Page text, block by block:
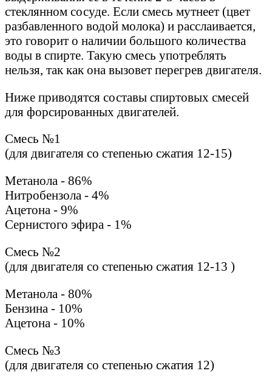
стеклянном сосуде. Если смесь мутнеет (цвет
разбавленного водой молока) и расслаивается,
это говорит о наличии большого количества
воды в спирте. Такую смесь употреблять
нельзя, так как она вызовет перегрев двигателя.
Ниже приводятся составы спиртовых смесей
для форсированных двигателей.
Смесь №1
(для двигателя со степенью сжатия 12-15)
Метанола - 86%
Нитробензола - 4%
Ацетона - 9%
Сернистого эфира - 1%
Смесь №2
(для двигателя со степенью сжатия 12-13 )
Метанола - 80%
Бензина - 10%
Ацетона - 10%
Смесь №3
(для двигателя со степенью сжатия 12)